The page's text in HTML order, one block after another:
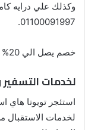
وكذلك علي درايه
01100091997.
خصم يصل الي 20% علي ايجار هاي اس 01100091997
لخدمات
لخدمات الاستقبال